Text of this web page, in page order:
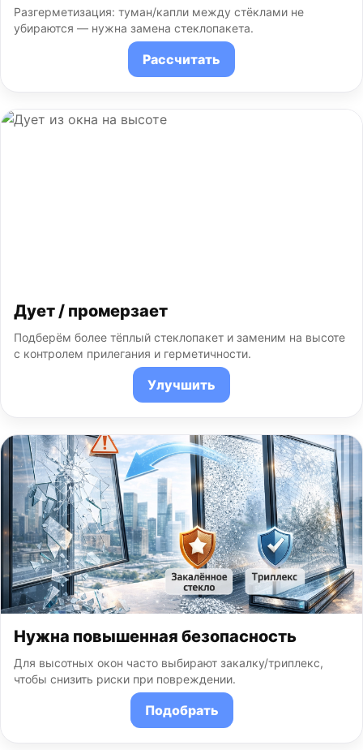
Разгерметизация: туман/капли между стёклами не
убираются — нужна замена стеклопакета.
Рассчитать
Дует / промерзает
Подберём более тёплый стеклопакет и заменим на высоте
с контролем прилегания и герметичности.
Улучшить
Нужна повышенная безопасность
Для высотных окон часто выбирают закалку/триплекс,
чтобы снизить риски при повреждении.
Подобрать